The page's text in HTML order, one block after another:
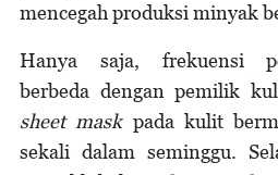
mencegah produksi minyak
Hanya saja, frekuensi
berbeda dengan pemilik
sheet maskpada kulit
sekali dalam seminggu.